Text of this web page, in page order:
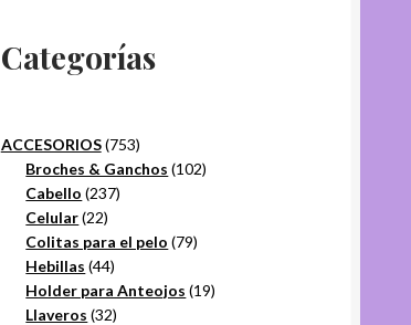
Categorías
ACCESORIOS 753753
productos
Broches & Ganchos 102102
Cabello 237237
Celular 2222
productos
Colitas para el pelo 7979
Hebillas 4444
productos
Holder para Anteojos 1919
Llaveros 3232